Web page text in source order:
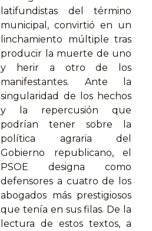
latifundistas del término
municipal, convirtió en un
linchamiento múltiple tras
producir la muerte de uno
y herir a otro de los
manifestantes. Ante la
singularidad de los hechos
y la repercusión que
podrían tener sobre la
política agraria del
Gobierno republicano, el
PSOE designa como
defensores a cuatro de los
abogados más prestigiosos
que tenía en sus filas. De la
lectura de estos textos, a